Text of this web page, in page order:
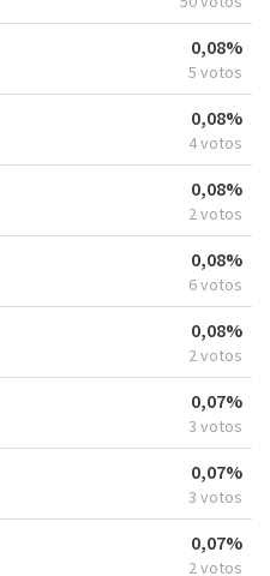
0,08%
5 votos
0,08%
4 votos
0,08%
2 votos
0,08%
6 votos
0,08%
2 votos
0,07%
3 votos
0,07%
3 votos
0,07%
2 votos